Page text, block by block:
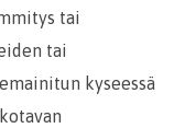
tai
tai
kyseessä